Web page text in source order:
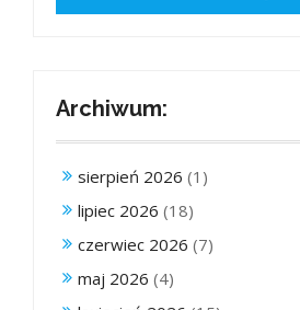
Archiwum:
sierpień 2026 (1)
lipiec 2026 (18)
czerwiec 2026 (7)
maj 2026 (4)